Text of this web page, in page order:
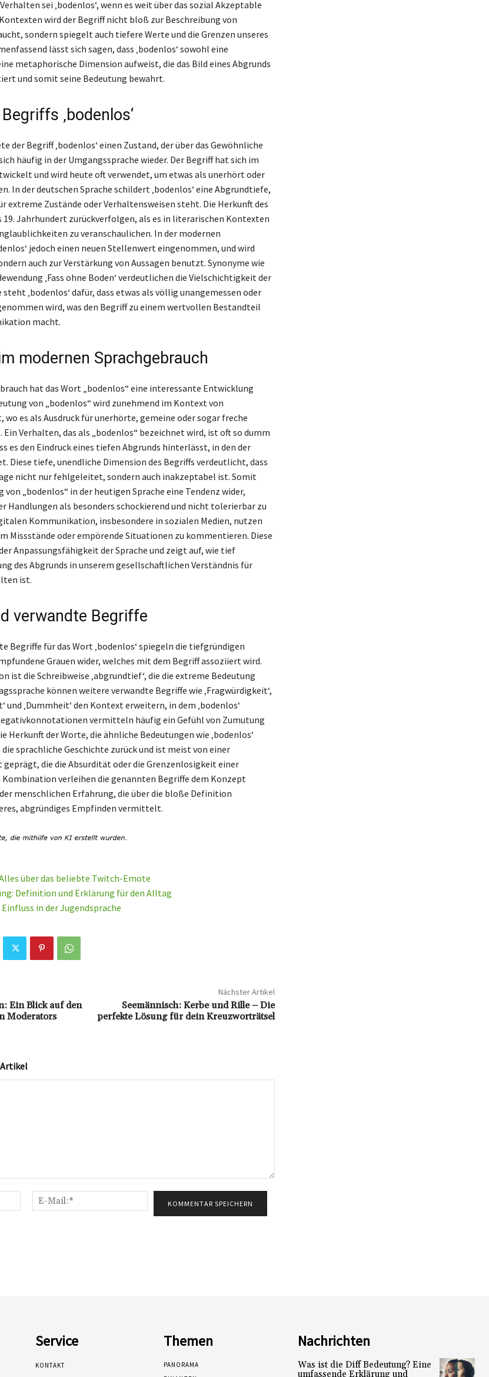
sei ‚bodenlos‘, wenn es weit über das sozial Akzeptable
wird der Begriff nicht bloß zur Beschreibung von
sondern spiegelt auch tiefere Werte und die Grenzen unseres
lässt sich sagen, dass ‚bodenlos‘ sowohl eine
metaphorische Dimension aufweist, die das Bild eines Abgrunds
und somit seine Bedeutung bewahrt.
‚bodenlos‘
der Begriff ‚bodenlos‘ einen Zustand, der über das Gewöhnliche
häufig in der Umgangssprache wieder. Der Begriff hat sich im
und wird heute oft verwendet, um etwas als unerhört oder
In der deutschen Sprache schildert ‚bodenlos‘ eine Abgrundtiefe,
extreme Zustände oder Verhaltensweisen steht. Die Herkunft des
19. Jahrhundert zurückverfolgen, als es in literarischen Kontexten
zu veranschaulichen. In der modernen
jedoch einen neuen Stellenwert eingenommen, und wird
auch zur Verstärkung von Aussagen benutzt. Synonyme wie
‚Fass ohne Boden‘ verdeutlichen die Vielschichtigkeit der
‚bodenlos‘ dafür, dass etwas als völlig unangemessen oder
wird, was den Begriff zu einem wertvollen Bestandteil
macht.
modernen Sprachgebrauch
hat das Wort „bodenlos“ eine interessante Entwicklung
von „bodenlos“ wird zunehmend im Kontext von
wo es als Ausdruck für unerhörte, gemeine oder sogar freche
Verhalten, das als „bodenlos“ bezeichnet wird, ist oft so dumm
es den Eindruck eines tiefen Abgrunds hinterlässt, in den der
Diese tiefe, unendliche Dimension des Begriffs verdeutlicht, dass
nicht nur fehlgeleitet, sondern auch inakzeptabel ist. Somit
von „bodenlos“ in der heutigen Sprache eine Tendenz wider,
Handlungen als besonders schockierend und nicht tolerierbar zu
Kommunikation, insbesondere in sozialen Medien, nutzen
Missstände oder empörende Situationen zu kommentieren. Diese
Anpassungsfähigkeit der Sprache und zeigt auf, wie tief
des Abgrunds in unserem gesellschaftlichen Verständnis für
ist.
verwandte Begriffe
Begriffe für das Wort ‚bodenlos‘ spiegeln die tiefgründigen
Grauen wider, welches mit dem Begriff assoziiert wird.
ist die Schreibweise ‚abgrundtief‘, die die extreme Bedeutung
können weitere verwandte Begriffe wie ‚Fragwürdigkeit‘,
und ‚Dummheit‘ den Kontext erweitern, in dem ‚bodenlos‘
vermitteln häufig ein Gefühl von Zumutung
Herkunft der Worte, die ähnliche Bedeutungen wie ‚bodenlos‘
sprachliche Geschichte zurück und ist meist von einer
die die Absurdität oder die Grenzenlosigkeit einer
verleihen die genannten Begriffe dem Konzept
der menschlichen Erfahrung, die über die bloße Definition
abgründiges Empfinden vermittelt.
über das beliebte Twitch-Emote
Definition und Erklärung für den Alltag
in der Jugendsprache
Ein Blick auf den
Moderators
Nächster Artikel
Seemännisch: Kerbe und Rille – Die
perfekte Lösung für dein Kreuzworträtsel
Name:*
Mail:*
Service
KONTAKT
Themen
PANORAMA
Nachrichten
Was ist die Diff Bedeutung? Eine
umfassende Erklärung und